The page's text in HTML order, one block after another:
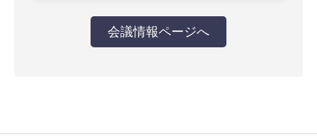
会議情報ページへ